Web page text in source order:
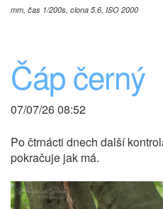
mm, čas 1/200s, clona 5.6, ISO 2000
Čáp černý
07/07/26 08:52
Po čtrnácti dnech další
pokračuje jak má.